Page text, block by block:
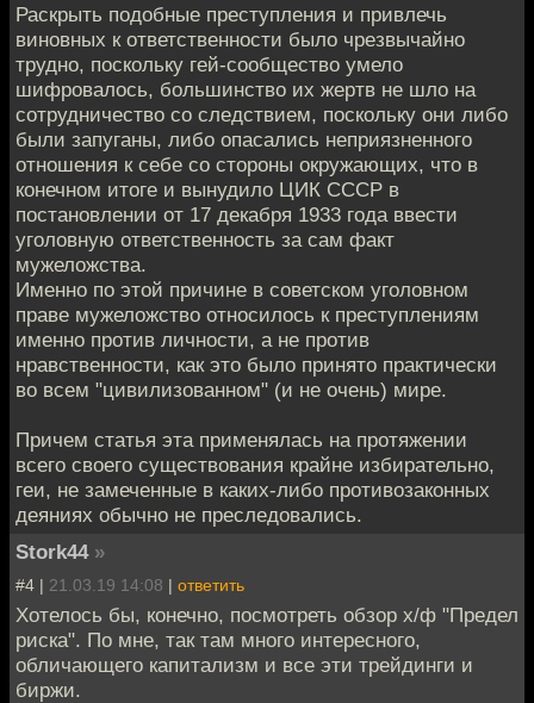
Раскрыть подобные преступления и привлечь
виновных к ответственности было чрезвычайно
трудно, поскольку гей-сообщество умело
шифровалось, большинство их жертв не шло на
сотрудничество со следствием, поскольку они либо
были запуганы, либо опасались неприязненного
отношения к себе со стороны окружающих, что в
конечном итоге и вынудило ЦИК СССР в
постановлении от 17 декабря 1933 года ввести
уголовную ответственность за сам факт
мужеложства.
Именно по этой причине в советском уголовном
праве мужеложство относилось к преступлениям
именно против личности, а не против
нравственности, как это было принято практически
во всем "цивилизованном" (и не очень) мире.
Причем статья эта применялась на протяжении
всего своего существования крайне избирательно,
геи, не замеченные в каких-либо противозаконных
деяниях обычно не преследовались.
Stork44 »
#4 | 21.03.19 14:08 | ответить
Хотелось бы, конечно, посмотреть обзор х/ф "Предел
риска". По мне, так там много интересного,
обличающего капитализм и все эти трейдинги и
биржи.